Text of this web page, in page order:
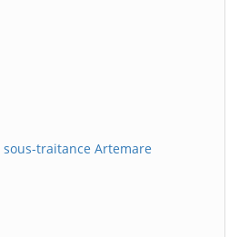
traitance Artemare